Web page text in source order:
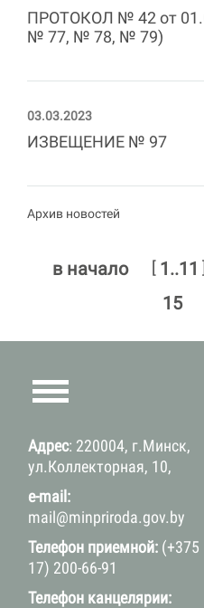
ПРОТОКОЛ № 42 от
№ 77, № 78, № 79)
03.03.2023
ИЗВЕЩЕНИЕ № 97
Архив новостей
в начало [ 1..11 ]
15
Адрес: 220004, г.Минск,
ул.Коллекторная, 10,
e-mail:
mail@minpriroda.gov.by
Телефон приемной: (+375
17) 200-66-91
Телефон канцелярии: